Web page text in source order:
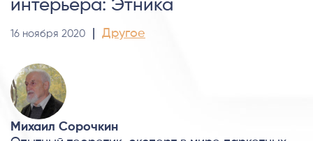
интерьера: Этника
16 ноября 2020 Другое
Михаил Сорочкин